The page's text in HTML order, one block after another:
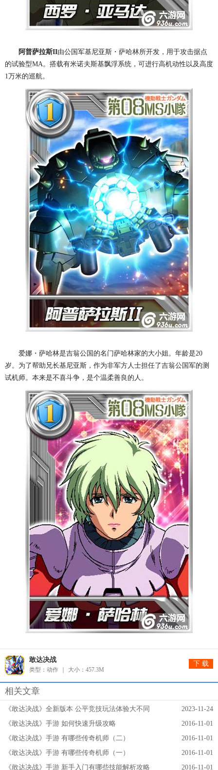
阿普萨拉斯II由公国军基尼亚斯・萨哈林所开发，用于攻击据点
的试验型MA。搭载有米诺夫斯基飘浮系统，可进行高机动性以及高度
1万米的巡航。
爱娜・萨哈林是吉翁公国的名门萨哈林家的大小姐。年龄是20
岁。为了帮助兄长基尼亚斯，作为非军方人士担任了吉翁公国军的测
试机师。本来是不喜斗争，是个温柔善良的人。
下 载
敢达决战
类型：动作 大小：457.3M
相关文章
2023-11-24
《敢达决战》全新版本 公平竞技玩法体验大不同
2016-11-01
《敢达决战》手游 如何快速升级攻略
2016-11-01
《敢达决战》手游 有哪些传奇机师（二）
2016-11-01
《敢达决战》手游 有哪些传奇机师（一）
2016-11-01
《敢达决战》手游 新手入门有哪些技能解析攻略